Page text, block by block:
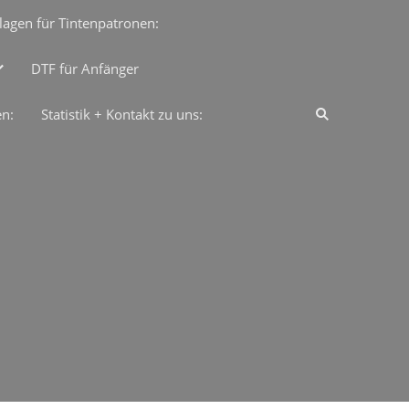
für Tintenpatronen:
DTF für Anfänger
Statistik + Kontakt zu uns: